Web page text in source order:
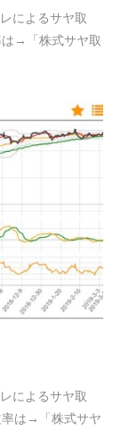
によるサヤ取
は→「株式サヤ取
によるサヤ取
率は→「株式サヤ